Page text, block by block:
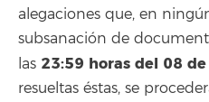
alegaciones que, en
subsanación de
las 23:59 horas del 08
resueltas éstas, se